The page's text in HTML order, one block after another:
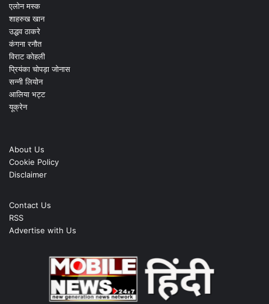
एलोन मस्क
शाहरुख खान
उद्धव ठाकरे
कंगना रनौत
विराट कोहली
प्रियंका चोपड़ा जोनास
सन्नी लियोन
आलिया भट्ट
यूक्रेन
About Us
Cookie Policy
Disclaimer
Contact Us
RSS
Advertise with Us